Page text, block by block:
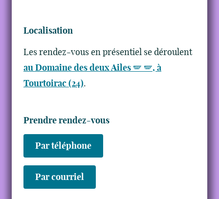
Localisation
Les rendez-vous en présentiel se déroulent
au Domaine des deux Ailes 🪽 🪽, à
Tourtoirac (24).
Prendre rendez-vous
Par téléphone
Par courriel